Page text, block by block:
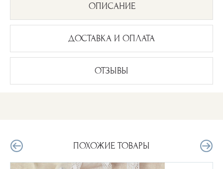
ОПИСАНИЕ
ДОСТАВКА И ОПЛАТА
ОТЗЫВЫ
ПОХОЖИЕ ТОВАРЫ